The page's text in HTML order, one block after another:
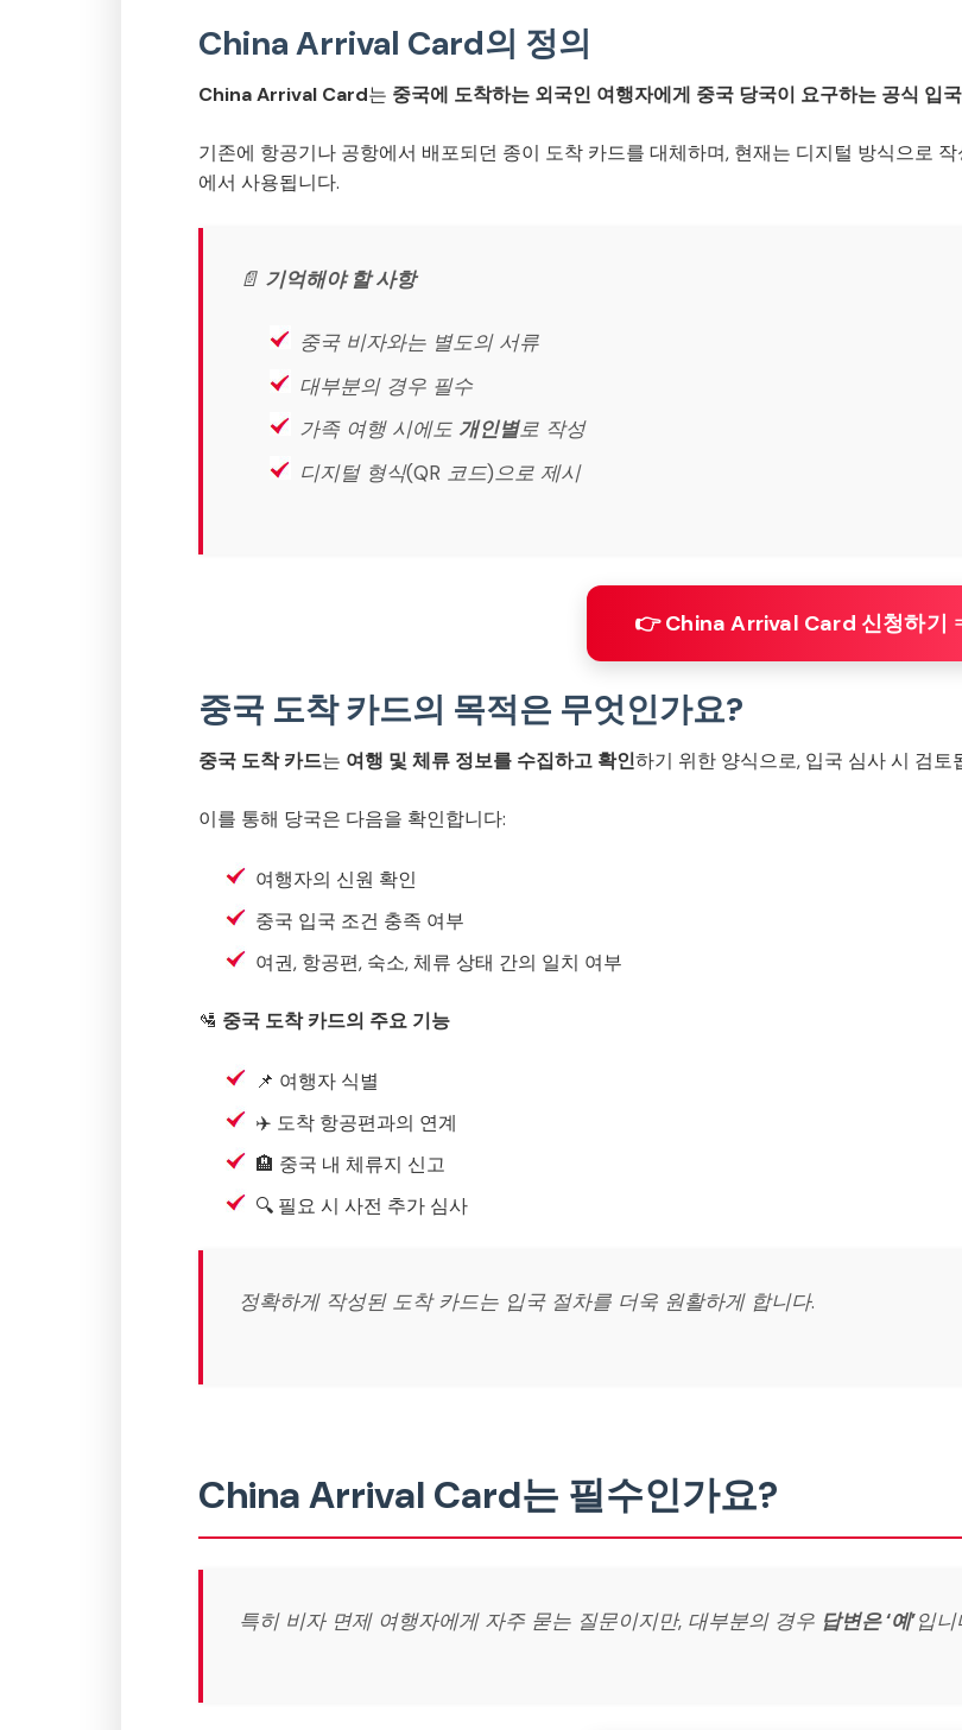
China Arrival Card의 정의
China Arrival Card는 중국에 도착하는 외국인 여행자에게 중국 당국이 요구하는 공식 입
기존에 항공기나 공항에서 배포되던 종이 도착 카드를 대체하며, 현재는 디지털 방식으로
에서 사용됩니다.
📄 기억해야 할 사항
중국 비자와는 별도의 서류
대부분의 경우 필수
가족 여행 시에도 개인별로 작성
디지털 형식(QR 코드)으로 제시
👉 China Arrival Card 신청하기
중국 도착 카드의 목적은 무엇인가요?
중국 도착 카드는 여행 및 체류 정보를 수집하고 확인하기 위한 양식으로, 입국 심사 시 검토
이를 통해 당국은 다음을 확인합니다:
여행자의 신원 확인
중국 입국 조건 충족 여부
여권, 항공편, 숙소, 체류 상태 간의 일치 여부
🛂 중국 도착 카드의 주요 기능
📌 여행자 식별
✈️ 도착 항공편과의 연계
🏨 중국 내 체류지 신고
🔍 필요 시 사전 추가 심사
정확하게 작성된 도착 카드는 입국 절차를 더욱 원활하게 합니다.
China Arrival Card는 필수인가요?
특히 비자 면제 여행자에게 자주 묻는 질문이지만, 대부분의 경우 답변은 ‘예’입니